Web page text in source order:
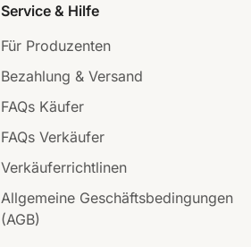
Service & Hilfe
Für Produzenten
Bezahlung & Versand
FAQs Käufer
FAQs Verkäufer
Verkäuferrichtlinen
Allgemeine Geschäftsbedingungen
(AGB)